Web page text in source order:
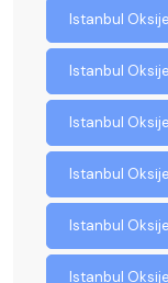
Istanbul
Istanbul
Istanbul
Istanbul
Istanbul
Istanbul